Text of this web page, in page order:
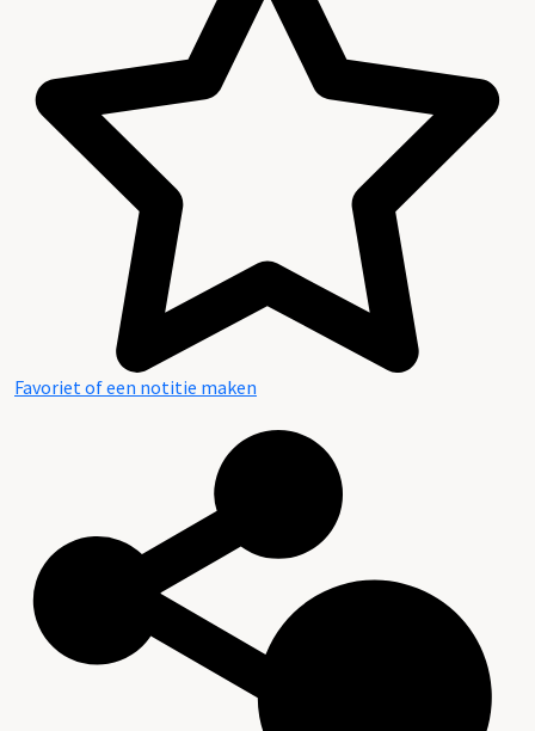
Favoriet of een notitie maken